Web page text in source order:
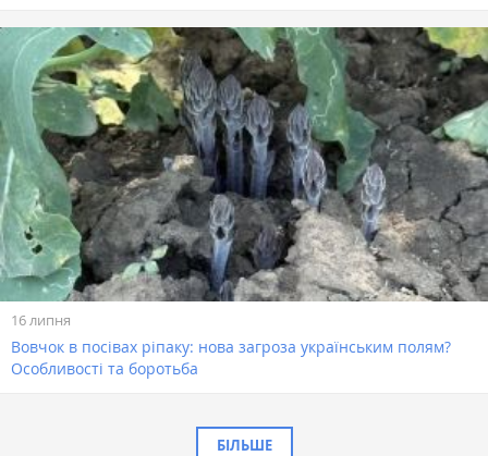
16 липня
Вовчок в посівах ріпаку: нова загроза українським полям?
Особливості та боротьба
БІЛЬШЕ